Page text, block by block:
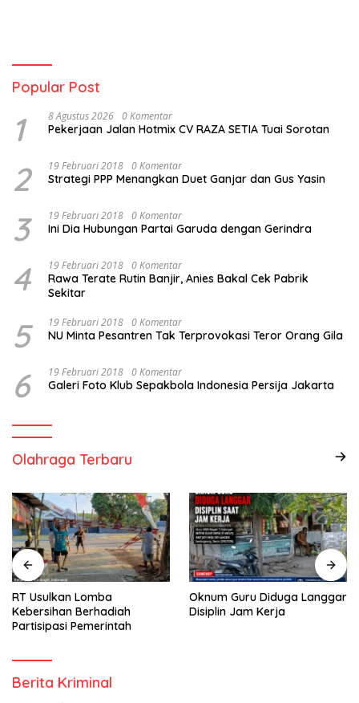
Popular Post
1 8 Agustus 2026 0 Komentar
Pekerjaan Jalan Hotmix CV RAZA SETIA Tuai Sorotan
2 19 Februari 2018 0 Komentar
Strategi PPP Menangkan Duet Ganjar dan Gus Yasin
3 19 Februari 2018 0 Komentar
Ini Dia Hubungan Partai Garuda dengan Gerindra
4 19 Februari 2018 0 Komentar
Rawa Terate Rutin Banjir, Anies Bakal Cek Pabrik
Sekitar
5 19 Februari 2018 0 Komentar
NU Minta Pesantren Tak Terprovokasi Teror Orang Gila
6 19 Februari 2018 0 Komentar
Galeri Foto Klub Sepakbola Indonesia Persija Jakarta
Olahraga Terbaru
RT Usulkan Lomba
Kebersihan Berhadiah
Partisipasi Pemerintah
Oknum Guru Diduga Langgar
Disiplin Jam Kerja
Berita Kriminal